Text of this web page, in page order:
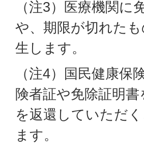
（注3）医療機関
や、期限が切れた
生します。
（注4）国民健康保
険者証や免除証明
を返還していただ
ます。